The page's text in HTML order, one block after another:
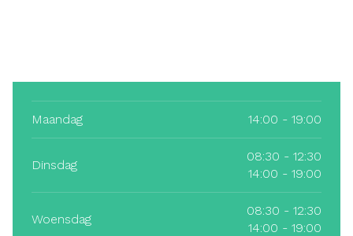
Maandag 14:00 - 19:00
Dinsdag
08:30 - 12:30
14:00 - 19:00
Woensdag
08:30 - 12:30
14:00 - 19:00